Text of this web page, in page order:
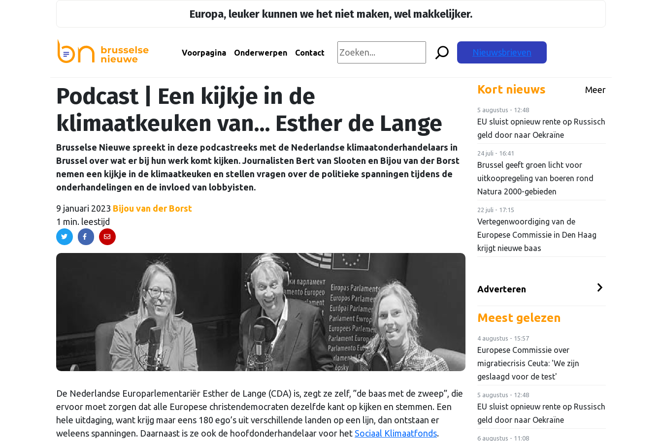
Europa, leuker kunnen we het niet maken, wel makkelijker.
Voorpagina Onderwerpen Contact Nieuwsbrieven
Podcast | Een kijkje in de
klimaatkeuken van… Esther de Lange
Brusselse Nieuwe spreekt in deze podcastreeks met de Nederlandse klimaatonderhandelaars in
Brussel over wat er bij hun werk komt kijken. Journalisten Bert van Slooten en Bijou van der Borst
nemen een kijkje in de klimaatkeuken en stellen vragen over de politieke spanningen tijdens de
onderhandelingen en de invloed van lobbyisten.
9 januari 2023 Bijou van der Borst
1 min. leestijd
De Nederlandse Europarlementariër Esther de Lange (CDA) is, zegt ze zelf, ”de baas met de zweep”, die
ervoor moet zorgen dat alle Europese christendemocraten dezelfde kant op kijken en stemmen. Een
hele uitdaging, want krijg maar eens 180 ego’s uit verschillende landen op een lijn, dan ontstaan er
weleens spanningen. Daarnaast is ze ook de hoofdonderhandelaar voor het Sociaal Klimaatfonds.
Kort nieuws Meer
5 augustus - 12:48
EU sluist opnieuw rente op Russisch
geld door naar Oekraïne
24 juli - 16:41
Brussel geeft groen licht voor
uitkoopregeling van boeren rond
Natura 2000-gebieden
22 juli - 17:15
Vertegenwoordiging van de
Europese Commissie in Den Haag
krijgt nieuwe baas
Adverteren
Meest gelezen
4 augustus - 15:57
Europese Commissie over
migratiecrisis Ceuta: 'We zijn
geslaagd voor de test'
5 augustus - 12:48
EU sluist opnieuw rente op Russisch
geld door naar Oekraïne
6 augustus - 11:08